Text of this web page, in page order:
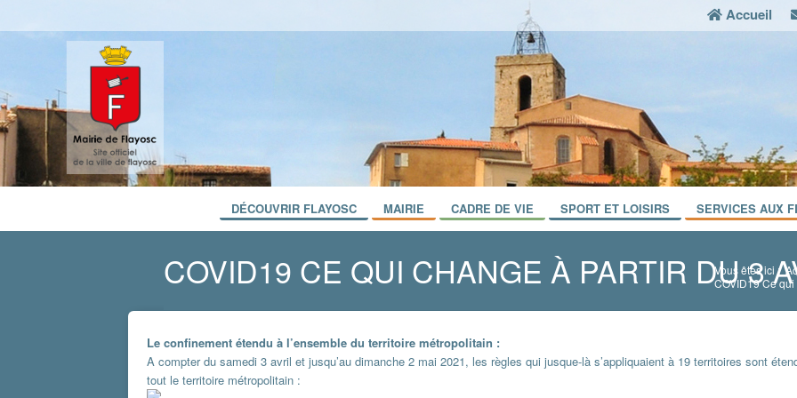
Accueil
DÉCOUVRIR FLAYOSC MAIRIE CADRE DE VIE SPORT ET LOISIRS SERVICES AUX
COVID19 CE QUI CHANGE À PARTIR DU 3
Vous êtes ici :
COVID19 Ce
Le confinement étendu à l’ensemble du territoire métropolitain :
A compter du samedi 3 avril et jusqu’au dimanche 2 mai 2021, les règles qui jusque-là s’appliquaient à 19 territoires sont
tout le territoire métropolitain :